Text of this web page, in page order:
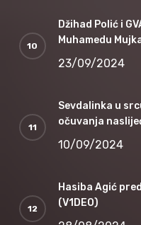
Džihad Polić i
Muhamedu
23/09/2024
Sevdalinka u
očuvanja
10/09/2024
Hasiba Agić
(V1DEO)